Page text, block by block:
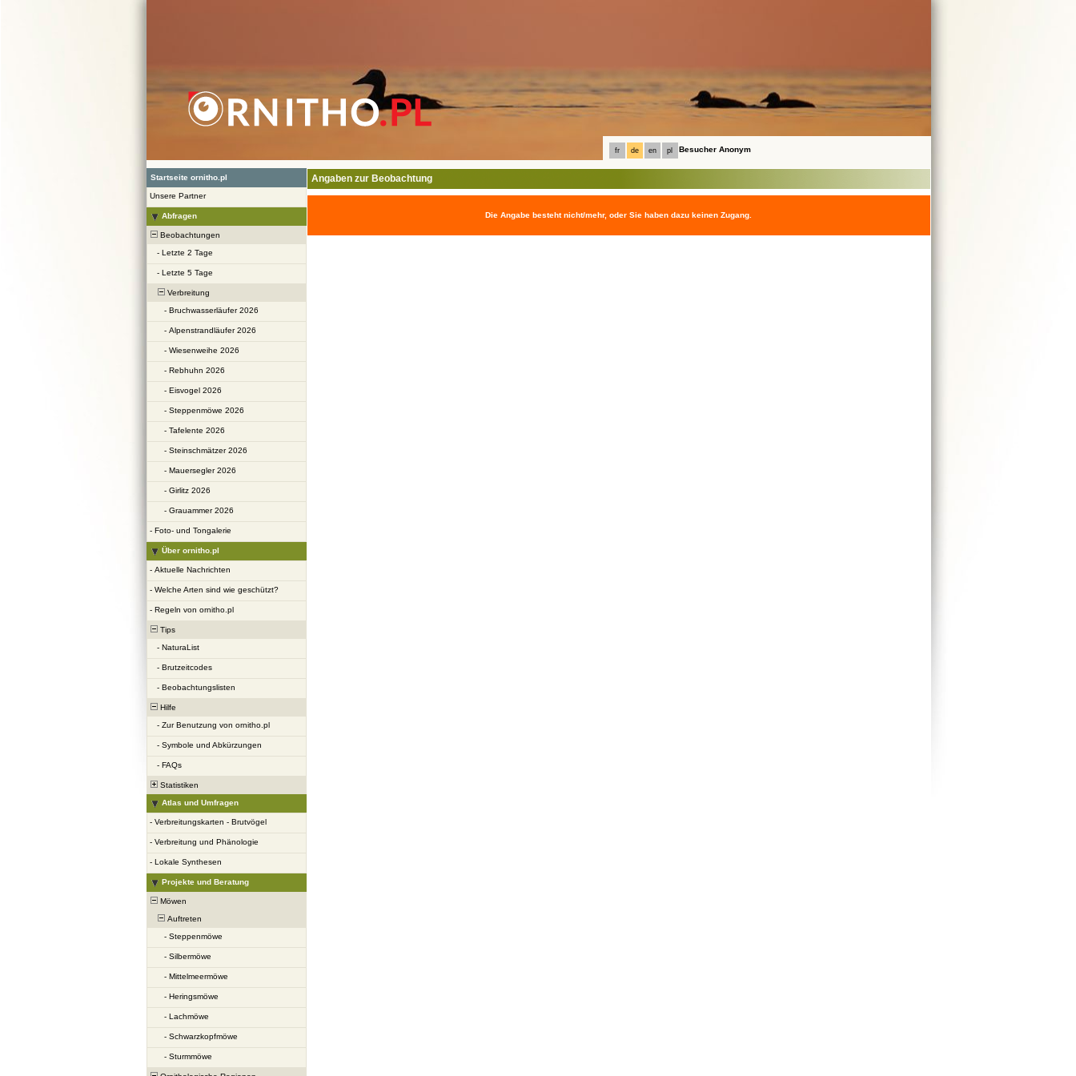
fr de en pl Besucher Anonym
Startseite ornitho.pl
Unsere Partner
Abfragen
Beobachtungen
- Letzte 2 Tage
- Letzte 5 Tage
Verbreitung
- Bruchwasserläufer 2026
- Alpenstrandläufer 2026
- Wiesenweihe 2026
- Rebhuhn 2026
- Eisvogel 2026
- Steppenmöwe 2026
- Tafelente 2026
- Steinschmätzer 2026
- Mauersegler 2026
- Girlitz 2026
- Grauammer 2026
- Foto- und Tongalerie
Über ornitho.pl
- Aktuelle Nachrichten
- Welche Arten sind wie geschützt?
- Regeln von ornitho.pl
Tips
- NaturaList
- Brutzeitcodes
- Beobachtungslisten
Hilfe
- Zur Benutzung von ornitho.pl
- Symbole und Abkürzungen
- FAQs
Statistiken
Atlas und Umfragen
- Verbreitungskarten - Brutvögel
- Verbreitung und Phänologie
- Lokale Synthesen
Projekte und Beratung
Möwen
Auftreten
- Steppenmöwe
- Silbermöwe
- Mittelmeermöwe
- Heringsmöwe
- Lachmöwe
- Schwarzkopfmöwe
- Sturmmöwe
Angaben zur Beobachtung
Die Angabe besteht nicht/mehr, oder Sie haben dazu keinen Zugang.